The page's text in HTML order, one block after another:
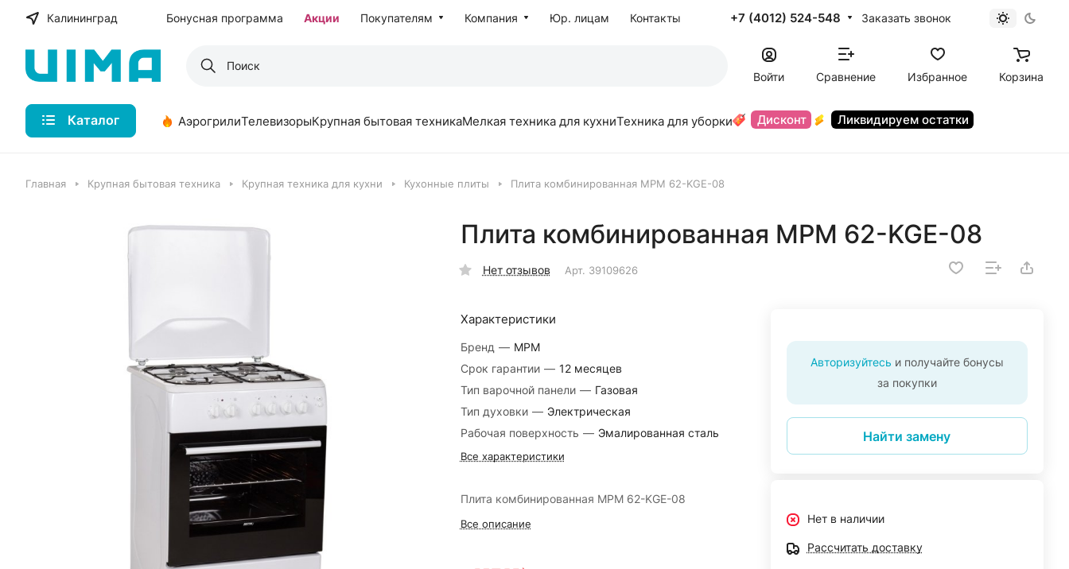
Калининград Бонусная программа Акции Покупателям Компания Юр. лицам Контакты +7 (4012) 524-548 Заказать звонок
Войти Сравнение Избранное Корзина
Каталог АэрогрилиТелевизорыКрупная бытовая техникаМелкая техника для кухниТехника для уборки Дисконт Ликвидируем остатки
Главная Крупная бытовая техника Крупная техника для кухни Кухонные плиты Плита комбинированная MPM 62-KGE-08
Плита комбинированная MPM 62-KGE-08
Нет отзывов Арт. 39109626
Характеристики
Бренд — MPM
Срок гарантии — 12 месяцев
Тип варочной панели — Газовая
Тип духовки — Электрическая
Рабочая поверхность — Эмалированная сталь
Все характеристики
Плита комбинированная MPM 62-KGE-08
Все описание
Авторизуйтесь и получайте бонусы
за покупки
Найти замену
Нет в наличии
Рассчитать доставку